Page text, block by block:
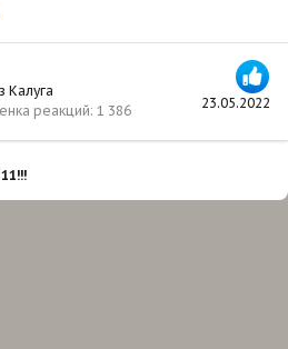
23.05.2022
Калуга
реакций 1 386